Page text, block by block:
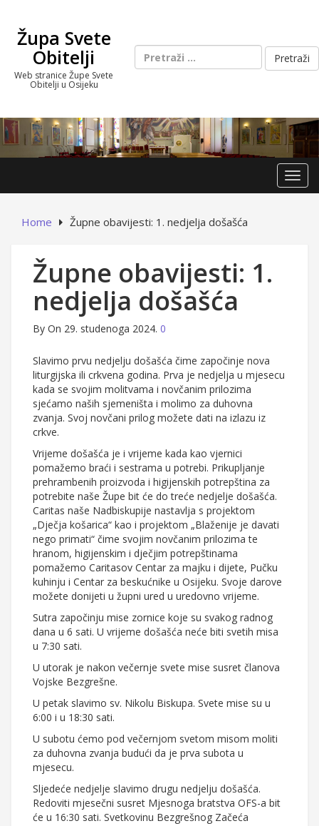
contentŽupa Svete
Obitelji
Web stranice Župe Svete
Obitelji u Osijeku
Pretraži:
Home Župne obavijesti: 1. nedjelja došašća
Župne obavijesti: 1.
nedjelja došašća
By On 29. studenoga 2024. 0
Slavimo prvu nedjelju došašća čime započinje nova
liturgijska ili crkvena godina. Prva je nedjelja u mjesecu
kada se svojim molitvama i novčanim prilozima
sjećamo naših sjemeništa i molimo za duhovna
zvanja. Svoj novčani prilog možete dati na izlazu iz
crkve.
Vrijeme došašća je i vrijeme kada kao vjernici
pomažemo braći i sestrama u potrebi. Prikupljanje
prehrambenih proizvoda i higijenskih potrepština za
potrebite naše Župe bit će do treće nedjelje došašća.
Caritas naše Nadbiskupije nastavlja s projektom
„Dječja košarica“ kao i projektom „Blaženije je davati
nego primati“ čime svojim novčanim prilozima te
hranom, higijenskim i dječjim potrepštinama
pomažemo Caritasov Centar za majku i dijete, Pučku
kuhinju i Centar za beskućnike u Osijeku. Svoje darove
možete donijeti u župni ured u uredovno vrijeme.
Sutra započinju mise zornice koje su svakog radnog
dana u 6 sati. U vrijeme došašća neće biti svetih misa
u 7:30 sati.
U utorak je nakon večernje svete mise susret članova
Vojske Bezgrešne.
U petak slavimo sv. Nikolu Biskupa. Svete mise su u
6:00 i u 18:30 sati.
U subotu ćemo pod večernjom svetom misom moliti
za duhovna zvanja budući da je prva subota u
mjesecu.
Sljedeće nedjelje slavimo drugu nedjelju došašća.
Redoviti mjesečni susret Mjesnoga bratstva OFS-a bit
će u 16:30 sati. Svetkovinu Bezgrešnog Začeća